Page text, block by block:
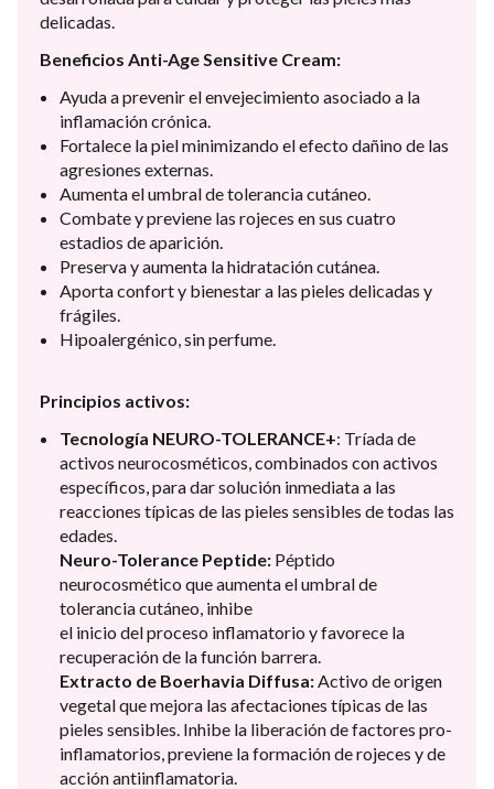
delicadas.
Beneficios Anti-Age Sensitive Cream:
Ayuda a prevenir el envejecimiento asociado a la
inflamación crónica.
Fortalece la piel minimizando el efecto dañino de las
agresiones externas.
Aumenta el umbral de tolerancia cutáneo.
Combate y previene las rojeces en sus cuatro
estadios de aparición.
Preserva y aumenta la hidratación cutánea.
Aporta confort y bienestar a las pieles delicadas y
frágiles.
Hipoalergénico, sin perfume.
Principios activos:
Tecnología NEURO-TOLERANCE+: Tríada de
activos neurocosméticos, combinados con activos
específicos, para dar solución inmediata a las
reacciones típicas de las pieles sensibles de todas las
edades.
Neuro-Tolerance Peptide: Péptido
neurocosmético que aumenta el umbral de
tolerancia cutáneo, inhibe
el inicio del proceso inflamatorio y favorece la
recuperación de la función barrera.
Extracto de Boerhavia Diffusa: Activo de origen
vegetal que mejora las afectaciones típicas de las
pieles sensibles. Inhibe la liberación de factores pro-
inflamatorios, previene la formación de rojeces y de
acción antiinflamatoria.